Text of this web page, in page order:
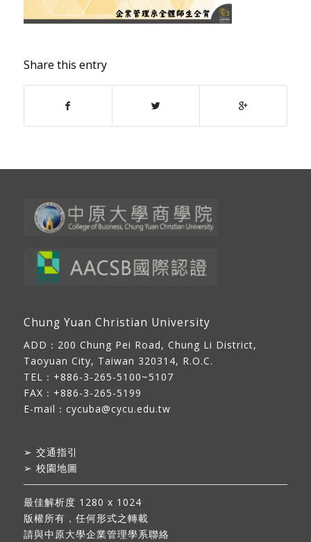
Share this entry
Chung Yuan Christian University
ADD： 200 Chung Pei Road, Chung Li District,
Taoyuan City, Taiwan 320314, R.O.C.
TEL：+886-3-265-5100~5107
FAX：+886-3-265-5199
E-mail： cycuba@cycu.edu.tw
➢ 交通指引
➢ 校園地圖
最佳解析度 1280 x 1024
版權所有，任何形式之轉載
請與中原大學企業管理學系聯絡